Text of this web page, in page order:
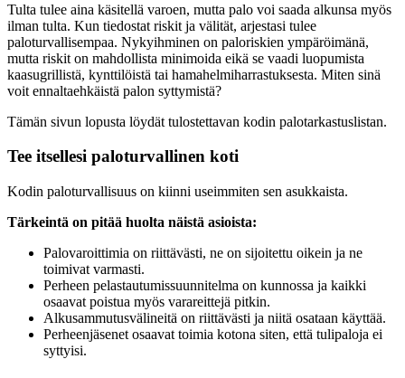
Tulta tulee aina käsitellä varoen, mutta palo voi saada alkunsa myös
ilman tulta. Kun tiedostat riskit ja välität, arjestasi tulee
paloturvallisempaa. Nykyihminen on paloriskien ympäröimänä,
mutta riskit on mahdollista minimoida eikä se vaadi luopumista
kaasugrillistä, kynttilöistä tai hamahelmiharrastuksesta. Miten sinä
voit ennaltaehkäistä palon syttymistä?
Tämän sivun lopusta löydät tulostettavan kodin palotarkastuslistan.
Tee itsellesi paloturvallinen koti
Kodin paloturvallisuus on kiinni useimmiten sen asukkaista.
Tärkeintä on pitää huolta näistä asioista:
Palovaroittimia on riittävästi, ne on sijoitettu oikein ja ne
toimivat varmasti.
Perheen pelastautumissuunnitelma on kunnossa ja kaikki
osaavat poistua myös varareittejä pitkin.
Alkusammutusvälineitä on riittävästi ja niitä osataan käyttää.
Perheenjäsenet osaavat toimia kotona siten, että tulipaloja ei
syttyisi.